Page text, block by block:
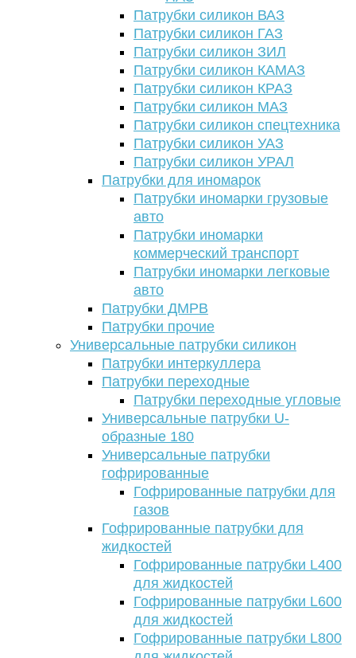
Патрубки силикон ВАЗ
Патрубки силикон ГАЗ
Патрубки силикон ЗИЛ
Патрубки силикон КАМАЗ
Патрубки силикон КРАЗ
Патрубки силикон МАЗ
Патрубки силикон спецтехника
Патрубки силикон УАЗ
Патрубки силикон УРАЛ
Патрубки для иномарок
Патрубки иномарки грузовые
авто
Патрубки иномарки
коммерческий транспорт
Патрубки иномарки легковые
авто
Патрубки ДМРВ
Патрубки прочие
Универсальные патрубки силикон
Патрубки интеркуллера
Патрубки переходные
Патрубки переходные угловые
Универсальные патрубки U-
образные 180
Универсальные патрубки
гофрированные
Гофрированные патрубки для
газов
Гофрированные патрубки для
жидкостей
Гофрированные патрубки L400
для жидкостей
Гофрированные патрубки L600
для жидкостей
Гофрированные патрубки L800